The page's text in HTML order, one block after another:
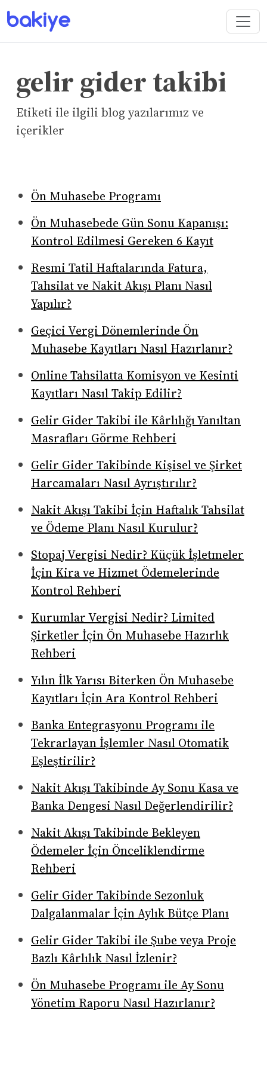
gelir gider takibi
Etiketi ile ilgili blog yazılarımız ve
içerikler
Ön Muhasebe Programı
Ön Muhasebede Gün Sonu Kapanışı:
Kontrol Edilmesi Gereken 6 Kayıt
Resmi Tatil Haftalarında Fatura,
Tahsilat ve Nakit Akışı Planı Nasıl
Yapılır?
Geçici Vergi Dönemlerinde Ön
Muhasebe Kayıtları Nasıl Hazırlanır?
Online Tahsilatta Komisyon ve Kesinti
Kayıtları Nasıl Takip Edilir?
Gelir Gider Takibi ile Kârlılığı Yanıltan
Masrafları Görme Rehberi
Gelir Gider Takibinde Kişisel ve Şirket
Harcamaları Nasıl Ayrıştırılır?
Nakit Akışı Takibi İçin Haftalık Tahsilat
ve Ödeme Planı Nasıl Kurulur?
Stopaj Vergisi Nedir? Küçük İşletmeler
İçin Kira ve Hizmet Ödemelerinde
Kontrol Rehberi
Kurumlar Vergisi Nedir? Limited
Şirketler İçin Ön Muhasebe Hazırlık
Rehberi
Yılın İlk Yarısı Biterken Ön Muhasebe
Kayıtları İçin Ara Kontrol Rehberi
Banka Entegrasyonu Programı ile
Tekrarlayan İşlemler Nasıl Otomatik
Eşleştirilir?
Nakit Akışı Takibinde Ay Sonu Kasa ve
Banka Dengesi Nasıl Değerlendirilir?
Nakit Akışı Takibinde Bekleyen
Ödemeler İçin Önceliklendirme
Rehberi
Gelir Gider Takibinde Sezonluk
Dalgalanmalar İçin Aylık Bütçe Planı
Gelir Gider Takibi ile Şube veya Proje
Bazlı Kârlılık Nasıl İzlenir?
Ön Muhasebe Programı ile Ay Sonu
Yönetim Raporu Nasıl Hazırlanır?